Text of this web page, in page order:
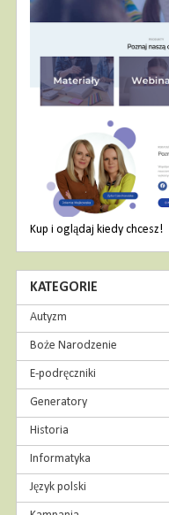
Kup i oglądaj kiedy chcesz!
KATEGORIE
Autyzm
Boże Narodzenie
E-podręczniki
Generatory
Historia
Informatyka
Język polski